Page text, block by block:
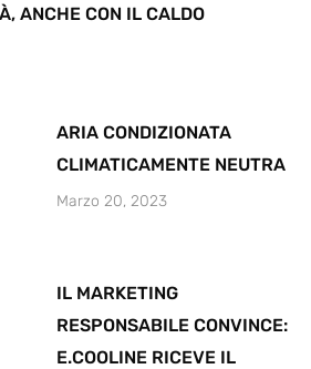
ANCHE CON IL CALDO
ARIA CONDIZIONATA
CLIMATICAMENTE NEUTRA
Marzo 20, 2023
IL MARKETING
RESPONSABILE CONVINCE:
E.COOLINE RICEVE IL